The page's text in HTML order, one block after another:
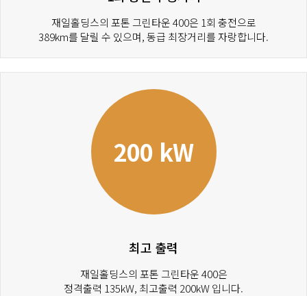
재일홀딩스의 포톤 그린타운 400은 1회 충전으로
389km를 달릴 수 있으며, 동급 최장거리를 자랑합니다.
200 kW
최고 출력
재일홀딩스의 포톤 그린타운 400은
정격출력 135kW, 최고출력 200kW 입니다.